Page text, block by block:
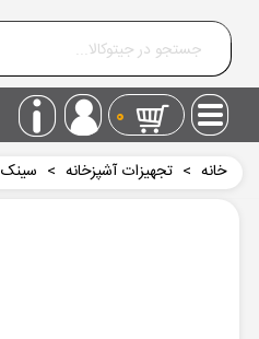
0
خانه > تجهیزات آشپزخانه > سینک
سیمر